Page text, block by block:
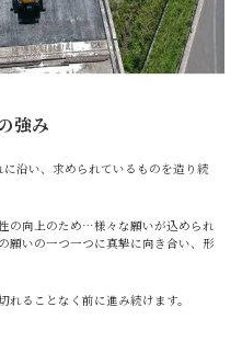
強み
沿い、求められているものを造り続
の向上のため…様々な願いが込められ
願いの一つ一つに真摯に向き合い、形
ることなく前に進み続けます。